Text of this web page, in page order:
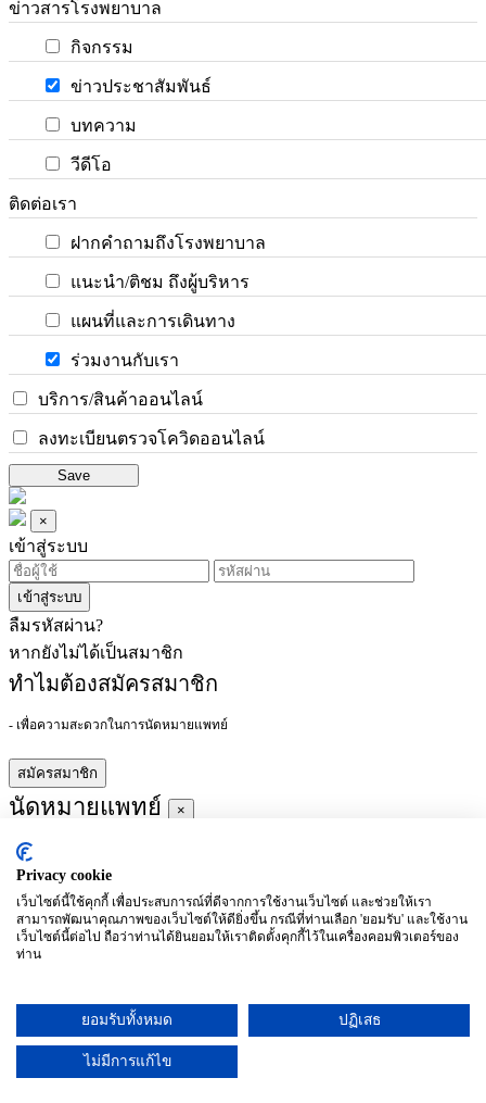
ข่าวสารโรงพยาบาล
กิจกรรม
ข่าวประชาสัมพันธ์
บทความ
วีดีโอ
ติดต่อเรา
ฝากคำถามถึงโรงพยาบาล
แนะนำ/ติชม ถึงผู้บริหาร
แผนที่และการเดินทาง
ร่วมงานกับเรา
บริการ/สินค้าออนไลน์
ลงทะเบียนตรวจโควิดออนไลน์
Save
×
เข้าสู่ระบบ
เข้าสู่ระบบ
ลืมรหัสผ่าน?
หากยังไม่ได้เป็นสมาชิก
ทำไมต้องสมัครสมาชิก
- เพื่อความสะดวกในการนัดหมายแพทย์
สมัครสมาชิก
นัดหมายแพทย์ ×
ผู้ชำนาญการ
ประจำ :
อาทิตย์
จันทร์
(27/09)
อังคาร
(28/09)
พุธ
พฤหัสบดี
ศุกร์
เสาร์
Privacy cookie
เว็บไซต์นี้ใช้คุกกี้ เพื่อประสบการณ์ที่ดีจากการใช้งานเว็บไซต์ และช่วยให้เรา
สามารถพัฒนาคุณภาพของเว็บไซต์ให้ดียิ่งขึ้น กรณีที่ท่านเลือก 'ยอมรับ' และใช้งาน
เว็บไซต์นี้ต่อไป ถือว่าท่านได้ยินยอมให้เราติดตั้งคุกกี้ไว้ในเครื่องคอมพิวเตอร์ของ
ท่าน
ยอมรับทั้งหมด ปฏิเสธ
ไม่มีการแก้ไข